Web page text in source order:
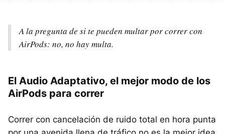
A la pregunta de si te pueden multar por correr con
AirPods: no, no hay multa.
El Audio Adaptativo, el mejor modo de los
AirPods para correr
Correr con cancelación de ruido total en hora punta